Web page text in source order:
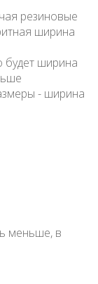
резиновые
ширина
будет ширина
- ширина
меньше, в